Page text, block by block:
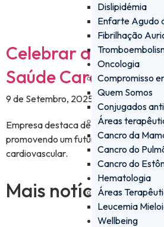
Dislipidémia
Enfarte Agudo
Fibrilhação
Oncologia
Compromisso
Quem Somos
Conjugados
Áreas
Cancro da
Cancro do
Cancro do
Hematologia
Áreas
Leucemia
Wellbeing
Celebrar a
Saúde
Empresa destaca dedicação aos
promovendo um futuro mais saudável
cardiovascular.
19 de Setembro, 2025
Mais notícias